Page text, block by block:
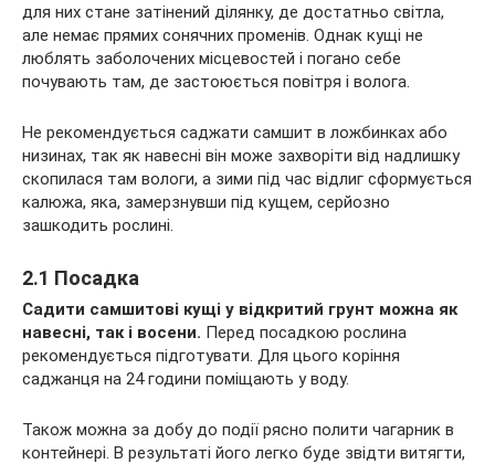
для них стане затінений ділянку, де достатньо світла,
але немає прямих сонячних променів. Однак кущі не
люблять заболочених місцевостей і погано себе
почувають там, де застоюється повітря і волога.
Не рекомендується саджати самшит в ложбинках або
низинах, так як навесні він може захворіти від надлишку
скопилася там вологи, а зими під час відлиг сформується
калюжа, яка, замерзнувши під кущем, серйозно
зашкодить рослині.
2.1 Посадка
Садити самшитові кущі у відкритий грунт можна як
навесні, так і восени. Перед посадкою рослина
рекомендується підготувати. Для цього коріння
саджанця на 24 години поміщають у воду.
Також можна за добу до події рясно полити чагарник в
контейнері. В результаті його легко буде звідти витягти,